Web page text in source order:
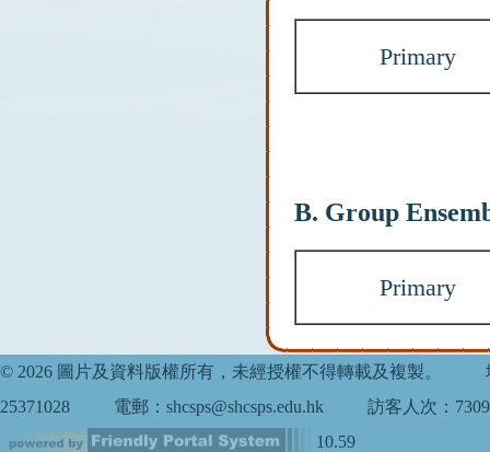
Primary
B. Group
Primary
© 2026 圖片及資料版權所有，未經授權不得轉載及複製。
25371028
電郵：shcsps@shcsps.edu.hk
訪客人次：
10.59